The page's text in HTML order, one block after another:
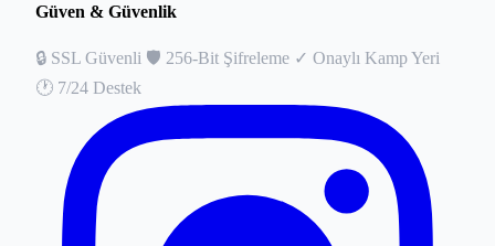
Güven & Güvenlik
🔒 SSL Güvenli 🛡️ 256-Bit Şifreleme ✓ Onaylı Kamp Yeri
🕐 7/24 Destek